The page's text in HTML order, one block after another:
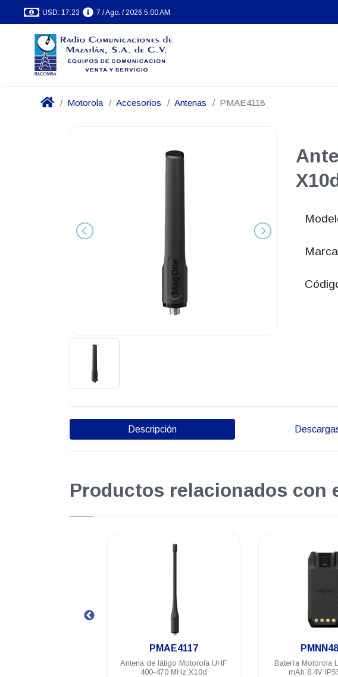
USD: 17.23 7 / Ago. / 2026 5:00 AM
Motorola Accesorios Antenas PMAE4118
Descripción
Productos relacionados con
Antena de látigo Motorola UHF
400-470 MHz X10d
Batería Motorola LI-iON 2200
mAh 8.4V IP55 X10d